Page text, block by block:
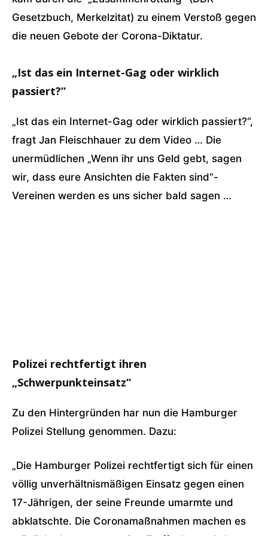
Gesetzbuch, Merkelzitat) zu einem Verstoß gegen
die neuen Gebote der Corona-Diktatur.
„Ist das ein Internet-Gag oder wirklich
passiert?“
„Ist das ein Internet-Gag oder wirklich passiert?“,
fragt Jan Fleischhauer zu dem Video … Die
unermüdlichen „Wenn ihr uns Geld gebt, sagen
wir, dass eure Ansichten die Fakten sind“-
Vereinen werden es uns sicher bald sagen …
Polizei rechtfertigt ihren
„Schwerpunkteinsatz“
Zu den Hintergründen har nun die Hamburger
Polizei Stellung genommen. Dazu:
„Die Hamburger Polizei rechtfertigt sich für einen
völlig unverhältnismäßigen Einsatz gegen einen
17-Jährigen, der seine Freunde umarmte und
abklatschte. Die Coronamaßnahmen machen es